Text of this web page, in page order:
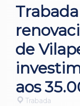
de
aos
Trabada